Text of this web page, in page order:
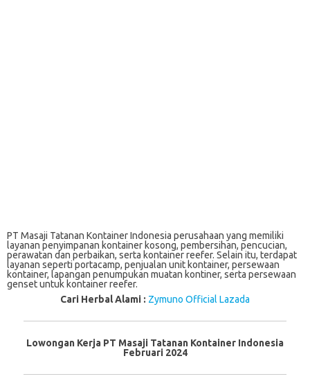
PT Masaji Tatanan Kontainer Indonesia perusahaan yang memiliki
layanan penyimpanan kontainer kosong, pembersihan, pencucian,
perawatan dan perbaikan, serta kontainer reefer. Selain itu, terdapat
layanan seperti portacamp, penjualan unit kontainer, persewaan
kontainer, lapangan penumpukan muatan kontiner, serta persewaan
genset untuk kontainer reefer.
Cari Herbal Alami : Zymuno Official Lazada
Lowongan Kerja PT Masaji Tatanan Kontainer Indonesia
Februari 2024